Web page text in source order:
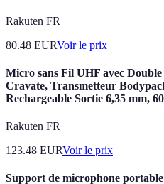
Rakuten FR
80.48 EURVoir le prix
Micro sans Fil UHF avec
Cravate, Transmetteur
Rechargeable Sortie 6,35 mm,
Rakuten FR
123.48 EURVoir le prix
Support de microphone